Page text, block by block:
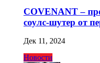
COVENANT –
соулс-шутер от
Дек 11, 2024
Новости